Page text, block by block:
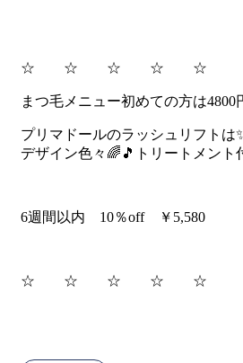
☆ ☆ ☆ ☆ ☆
まつ毛メニュー初めての方は4800
プリマドールのラッシュリフトは
デザイン色々🌈🎵トリートメント
6週間以内 10％off ￥5,580
☆ ☆ ☆ ☆ ☆